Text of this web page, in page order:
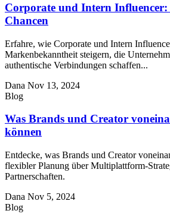
Corporate und Intern Influencer:
Chancen
Erfahre, wie Corporate und Intern
Markenbekanntheit steigern, die
authentische Verbindungen schaffen...
Dana Nov 13, 2024
Blog
Was Brands und Creator
können
Entdecke, was Brands und Creator
flexibler Planung über Multiplattform-
Partnerschaften.
Dana Nov 5, 2024
Blog